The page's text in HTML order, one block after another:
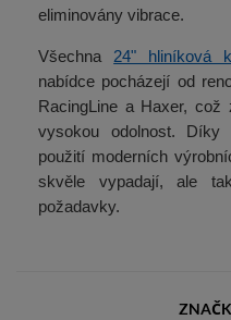
eliminovány vibrace.
Všechna 24" hliníková
nabídce pocházejí od
RacingLine a Haxer,
vysokou odolnost.
použití moderních
skvěle vypadají, ale
požadavky.